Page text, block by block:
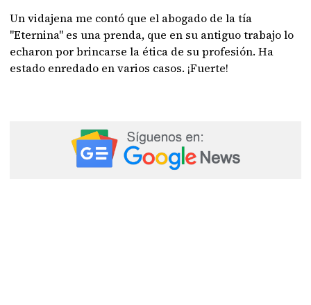
Un vidajena me contó que el abogado de la tía
"Eternina" es una prenda, que en su antiguo trabajo lo
echaron por brincarse la ética de su profesión. Ha
estado enredado en varios casos. ¡Fuerte!